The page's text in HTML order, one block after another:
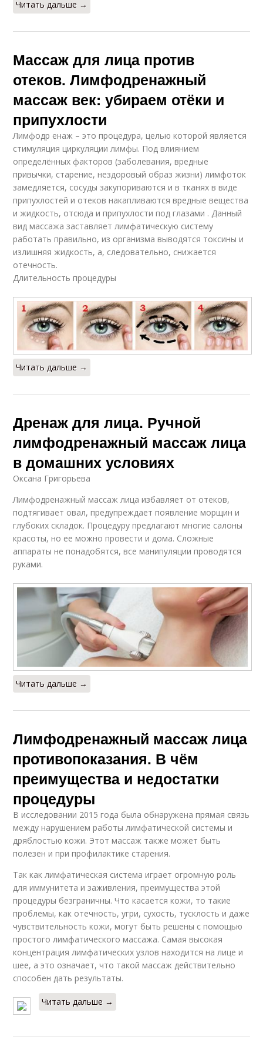
Читать дальше →
Массаж для лица против
отеков. Лимфодренажный
массаж век: убираем отёки и
припухлости
Лимфодр енаж – это процедура, целью которой является
стимуляция циркуляции лимфы. Под влиянием
определённых факторов (заболевания, вредные
привычки, старение, нездоровый образ жизни) лимфоток
замедляется, сосуды закупориваются и в тканях в виде
припухлостей и отеков накапливаются вредные вещества
и жидкость, отсюда и припухлости под глазами . Данный
вид массажа заставляет лимфатическую систему
работать правильно, из организма выводятся токсины и
излишняя жидкость, а, следовательно, снижается
отечность.
Длительность процедуры
Читать дальше →
Дренаж для лица. Ручной
лимфодренажный массаж лица
в домашних условиях
Оксана Григорьева
Лимфодренажный массаж лица избавляет от отеков,
подтягивает овал, предупреждает появление морщин и
глубоких складок. Процедуру предлагают многие салоны
красоты, но ее можно провести и дома. Сложные
аппараты не понадобятся, все манипуляции проводятся
руками.
Читать дальше →
Лимфодренажный массаж лица
противопоказания. В чём
преимущества и недостатки
процедуры
В исследовании 2015 года была обнаружена прямая связь
между нарушением работы лимфатической системы и
дряблостью кожи. Этот массаж также может быть
полезен и при профилактике старения.
Так как лимфатическая система играет огромную роль
для иммунитета и заживления, преимущества этой
процедуры безграничны. Что касается кожи, то такие
проблемы, как отечность, угри, сухость, тусклость и даже
чувствительность кожи, могут быть решены с помощью
простого лимфатического массажа. Самая высокая
концентрация лимфатических узлов находится на лице и
шее, а это означает, что такой массаж действительно
способен дать результаты.
Читать дальше →